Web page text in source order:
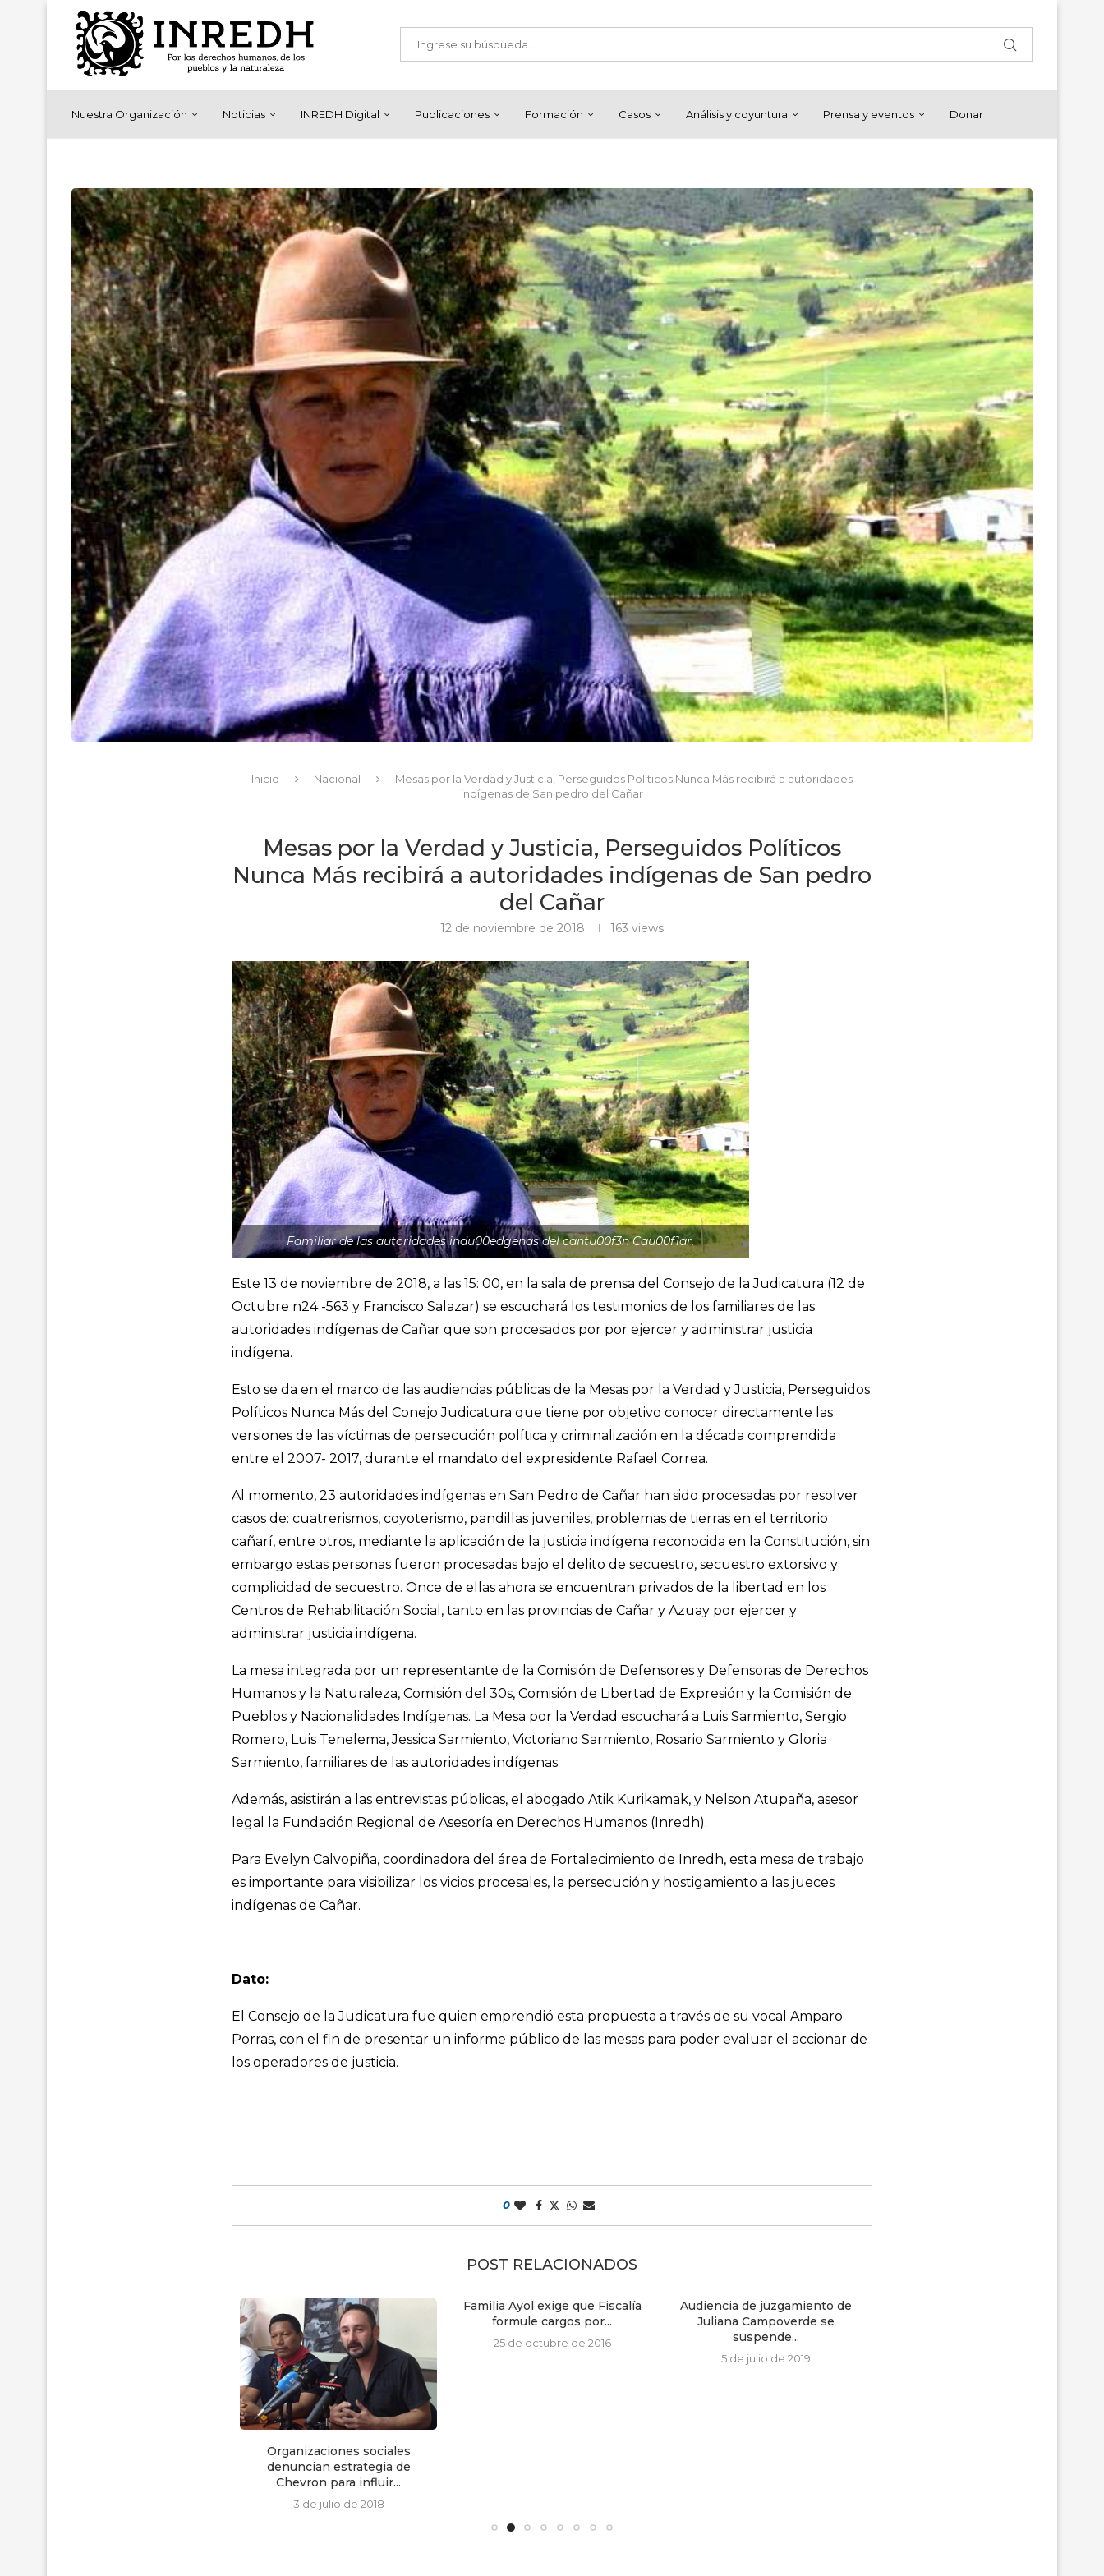
Nuestra Organización Noticias INREDH Digital Publicaciones Formación Casos Análisis y coyuntura Prensa y eventos Donar
Inicio Nacional
Mesas por la Verdad y Justicia, Perseguidos Políticos Nunca Más recibirá a autoridades
indígenas de San pedro del Cañar
Mesas por la Verdad y Justicia, Perseguidos Políticos
Nunca Más recibirá a autoridades indígenas de San pedro
del Cañar
12 de noviembre de 2018 163 views
Familiar de las autoridades indu00edgenas del cantu00f3n Cau00f1ar.
Este 13 de noviembre de 2018, a las 15: 00, en la sala de prensa del Consejo de la Judicatura (12 de
Octubre n24 -563 y Francisco Salazar) se escuchará los testimonios de los familiares de las
autoridades indígenas de Cañar que son procesados por por ejercer y administrar justicia
indígena.
Esto se da en el marco de las audiencias públicas de la Mesas por la Verdad y Justicia, Perseguidos
Políticos Nunca Más del Conejo Judicatura que tiene por objetivo conocer directamente las
versiones de las víctimas de persecución política y criminalización en la década comprendida
entre el 2007- 2017, durante el mandato del expresidente Rafael Correa.
Al momento, 23 autoridades indígenas en San Pedro de Cañar han sido procesadas por resolver
casos de: cuatrerismos, coyoterismo, pandillas juveniles, problemas de tierras en el territorio
cañarí, entre otros, mediante la aplicación de la justicia indígena reconocida en la Constitución, sin
embargo estas personas fueron procesadas bajo el delito de secuestro, secuestro extorsivo y
complicidad de secuestro. Once de ellas ahora se encuentran privados de la libertad en los
Centros de Rehabilitación Social, tanto en las provincias de Cañar y Azuay por ejercer y
administrar justicia indígena.
La mesa integrada por un representante de la Comisión de Defensores y Defensoras de Derechos
Humanos y la Naturaleza, Comisión del 30s, Comisión de Libertad de Expresión y la Comisión de
Pueblos y Nacionalidades Indígenas. La Mesa por la Verdad escuchará a Luis Sarmiento, Sergio
Romero, Luis Tenelema, Jessica Sarmiento, Victoriano Sarmiento, Rosario Sarmiento y Gloria
Sarmiento, familiares de las autoridades indígenas.
Además, asistirán a las entrevistas públicas, el abogado Atik Kurikamak, y Nelson Atupaña, asesor
legal la Fundación Regional de Asesoría en Derechos Humanos (Inredh).
Para Evelyn Calvopiña, coordinadora del área de Fortalecimiento de Inredh, esta mesa de trabajo
es importante para visibilizar los vicios procesales, la persecución y hostigamiento a las jueces
indígenas de Cañar.
Dato:
El Consejo de la Judicatura fue quien emprendió esta propuesta a través de su vocal Amparo
Porras, con el fin de presentar un informe público de las mesas para poder evaluar el accionar de
los operadores de justicia.
0
POST RELACIONADOS
Organizaciones sociales
denuncian estrategia de
Chevron para influir...
3 de julio de 2018
Familia Ayol exige que Fiscalía
formule cargos por...
25 de octubre de 2016
Audiencia de juzgamiento de
Juliana Campoverde se
suspende...
5 de julio de 2019